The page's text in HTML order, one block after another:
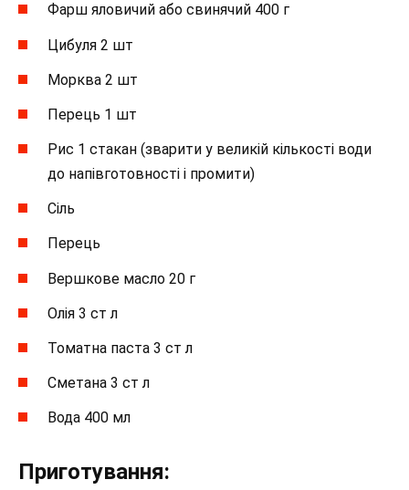
Фарш яловичий або свинячий 400 г
Цибуля 2 шт
Морква 2 шт
Перець 1 шт
Рис 1 стакан (зварити у великій кількості води
до напівготовності і промити)
Сіль
Перець
Вершкове масло 20 г
Олія 3 ст л
Томатна паста 3 ст л
Сметана 3 ст л
Вода 400 мл
Приготування: